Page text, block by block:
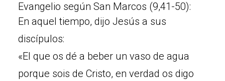
Evangelio según San Marcos (9,41-50):
En aquel tiempo, dijo Jesús a sus
discípulos:
«El que os dé a beber un vaso de agua
porque sois de Cristo, en verdad os digo